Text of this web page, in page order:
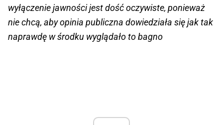
wyłączenie jawności jest dość oczywiste, ponieważ
nie chcą, aby opinia publiczna dowiedziała się jak tak
naprawdę w środku wyglądało to bagno